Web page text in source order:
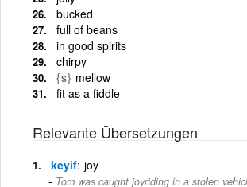
bucked
full of beans
in good spirits
chirpy
{s} mellow
fit as a fiddle
Relevante Übersetzungen
keyif joy
Tom was caught joyriding in a stolen